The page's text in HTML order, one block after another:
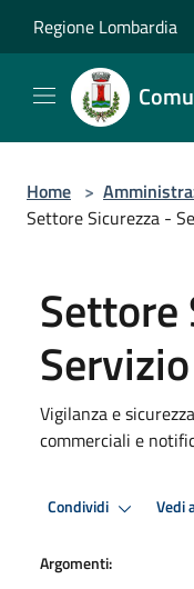
Regione Lombardia
Home >
Settore Sicurezza -
Settore
Vigilanza e
commerciali e
Condividi Vedi
Argomenti: